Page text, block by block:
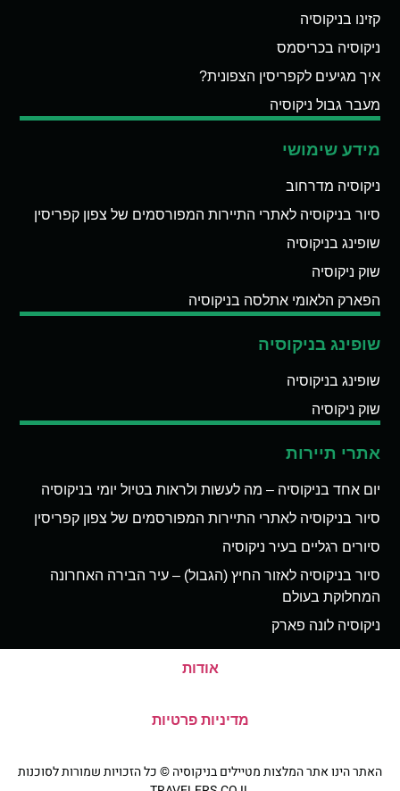
קזינו בניקוסיה
ניקוסיה בכריסמס
איך מגיעים לקפריסין הצפונית?
מעבר גבול ניקוסיה
מידע שימושי
ניקוסיה מדרחוב
סיור בניקוסיה לאתרי התיירות המפורסמים של צפון קפריסין
שופינג בניקוסיה
שוק ניקוסיה
הפארק הלאומי אתלסה בניקוסיה
שופינג בניקוסיה
שופינג בניקוסיה
שוק ניקוסיה
אתרי תיירות
יום אחד בניקוסיה – מה לעשות ולראות בטיול יומי בניקוסיה
סיור בניקוסיה לאתרי התיירות המפורסמים של צפון קפריסין
סיורים רגליים בעיר ניקוסיה
סיור בניקוסיה לאזור החיץ (הגבול) – עיר הבירה האחרונה
המחלוקת בעולם
ניקוסיה לונה פארק
אודות
מדיניות פרטיות
האתר הינו אתר המלצות מטיילים בניקוסיה © כל הזכויות שמורות לסוכנות